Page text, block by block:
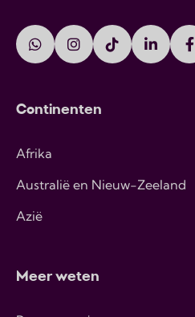
Continenten
Afrika
Australië en Nieuw-Zeeland
Azië
Meer weten